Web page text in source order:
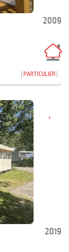
2009
PARTICULIER
2019